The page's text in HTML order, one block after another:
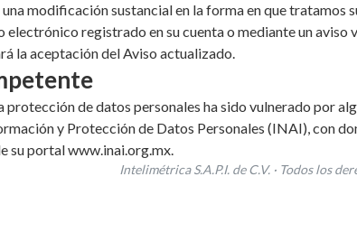
modificación sustancial en la forma en que tratamos
registrado en su cuenta o mediante un
la aceptación del Aviso actualizado.
protección de datos personales ha sido vulnerado por
y Protección de Datos Personales (INAI), con
su portal www.inai.org.mx.
Intelimétrica S.A.P.I. de C.V. · Todos los